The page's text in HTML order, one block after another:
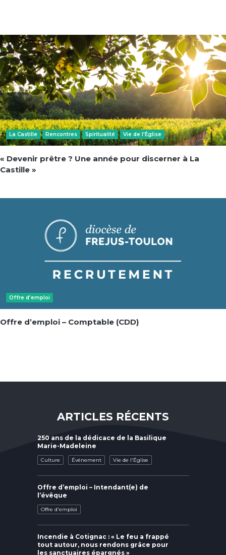
La Castille Rencontres Spiritualité Vie de l'Église
« Devenir prêtre ? Une année pour discerner à La
Castille »
Offre d'emploi
Offre d’emploi – Comptable (CDD)
ARTICLES RÉCENTS
250 ans de la dédicace de la Basilique
Marie-Madeleine
Culture Événement Vie de l'Église
Offre d’emploi – Intendant(e) de
l’évêque
Offre d'emploi
Incendie à Cotignac : « Le feu a frappé
tout autour, nous rendons grâce pour
les sanctuaires épargnés »